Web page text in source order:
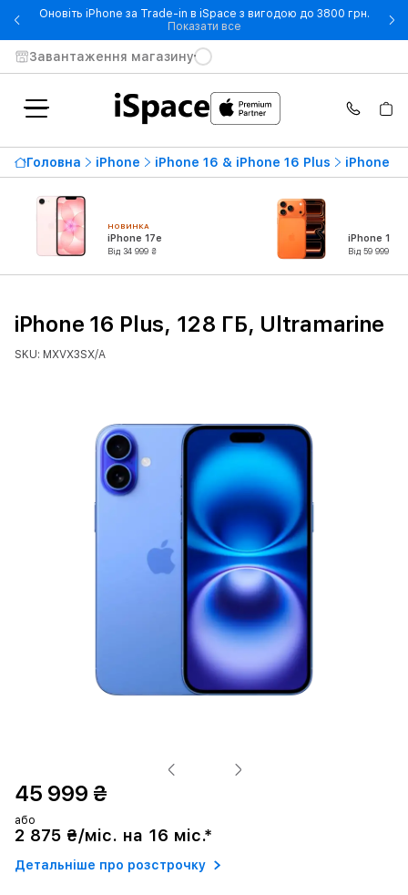
Оновіть iPhone за Trade-in в iSpace з вигодою до 3800 грн.
Показати все- Оновіть iPhone за Trade-in
Завантаження магазину
Головна iPhone iPhone 16 & iPhone 16 Plus iPhone
НОВИНКА
iPhone 17e
Від 34 999 ₴
iPhone 17
Від 59 999 ₴
iPhone 16 Plus, 128 ГБ, Ultramarine
SKU: MXVX3SX/A
45 999 ₴
або
2 875 ₴/міс. на 16 міс.*
Детальніше про розстрочку